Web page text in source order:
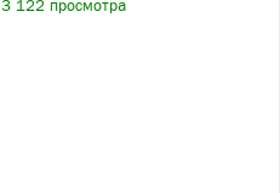
3 122 просмотра